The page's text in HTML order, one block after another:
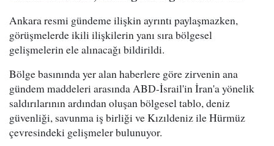
Ankara resmi gündeme ilişkin ayrıntı paylaşmazken,
görüşmelerde ikili ilişkilerin yanı sıra bölgesel
gelişmelerin ele alınacağı bildirildi.
Bölge basınında yer alan haberlere göre zirvenin ana
gündem maddeleri arasında ABD-İsrail'in İran'a yönelik
saldırılarının ardından oluşan bölgesel tablo, deniz
güvenliği, savunma iş birliği ve Kızıldeniz ile Hürmüz
çevresindeki gelişmeler bulunuyor.